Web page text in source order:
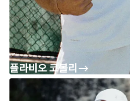
플라비오 코볼리